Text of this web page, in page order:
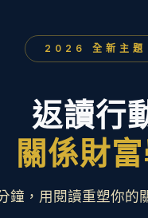
2026 全新主題
返讀行
關係財
鐘，用閱讀重塑你的